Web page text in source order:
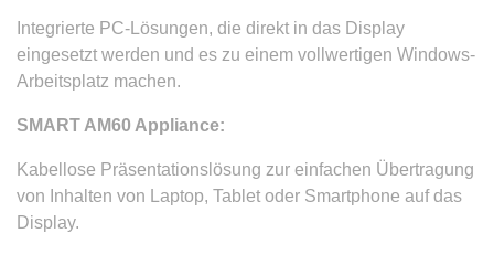
Integrierte PC-Lösungen, die direkt in das Display
eingesetzt werden und es zu einem vollwertigen Windows-
Arbeitsplatz machen.
SMART AM60 Appliance:
Kabellose Präsentationslösung zur einfachen Übertragung
von Inhalten von Laptop, Tablet oder Smartphone auf das
Display.